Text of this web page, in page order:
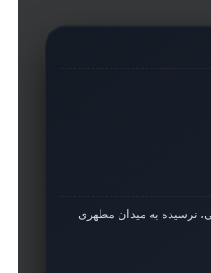
نرسیده به میدان مطهری